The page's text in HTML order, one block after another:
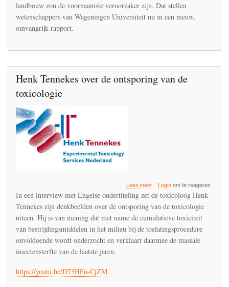
noemt
geruchtmakende
landbouw zou de voornaamste veroorzaker zijn. Dat stellen
wetenschappers van Wageningen Universiteit nu in een nieuw,
omvangrijk rapport.
Henk Tennekes over de ontsporing van de
toxicologie
Lees meerover
Henk
over
de
ontsporing
de
Loginom te reageren
In een interview met Engelse ondertiteling zet de toxicoloog Henk
Tennekes zijn denkbeelden over de ontsporing van de toxicologie
uiteen. Hij is van mening dat met name de cumulatieve toxiciteit
van bestrijdingsmiddelen in het milieu bij de toelatingsprocedure
onvoldoende wordt onderzocht en verklaart daarmee de massale
insectensterfte van de laatste jaren.
https://youtu.be/D73HFu-CjZM